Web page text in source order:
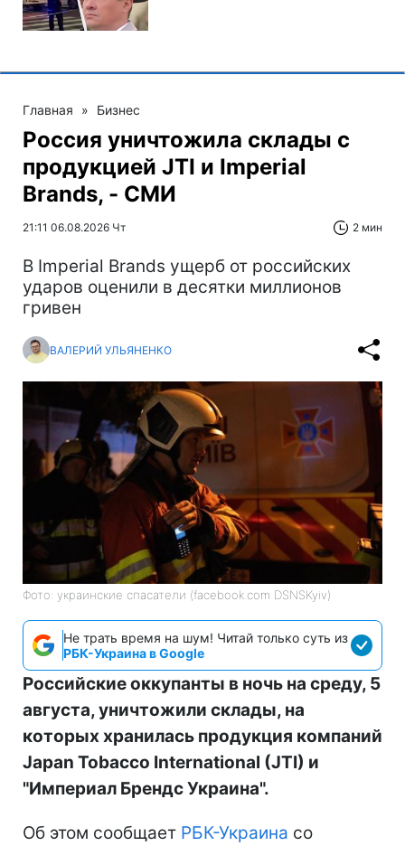
Главная » Бизнес
Россия уничтожила склады с
продукцией JTI и Imperial
Brands, - СМИ
21:11 06.08.2026 Чт 2 мин
В Imperial Brands ущерб от российских
ударов оценили в десятки миллионов
гривен
ВАЛЕРИЙ УЛЬЯНЕНКО
Фото: украинские спасатели (facebook.com DSNSKyiv)
Не трать время на шум! Читай только суть из
РБК-Украина в Google
Российские оккупанты в ночь на среду, 5
августа, уничтожили склады, на
которых хранилась продукция компаний
Japan Tobacco International (JTI) и
"Империал Брендс Украина".
Об этом сообщает РБК-Украина со